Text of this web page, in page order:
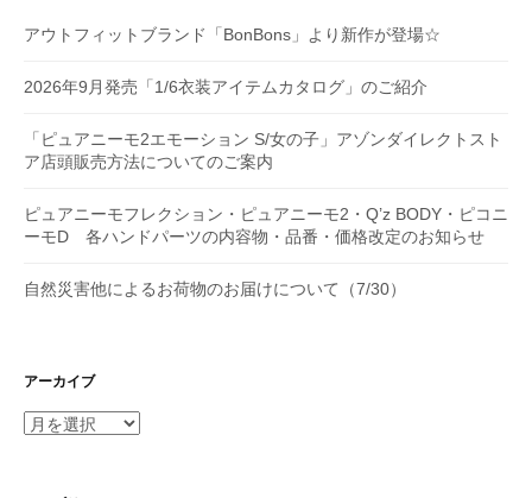
アウトフィットブランド「BonBons」より新作が登場☆
2026年9月発売「1/6衣装アイテムカタログ」のご紹介
「ピュアニーモ2エモーション S/女の子」アゾンダイレクトスト
ア店頭販売方法についてのご案内
ピュアニーモフレクション・ピュアニーモ2・Q’z BODY・ピコニ
ーモD 各ハンドパーツの内容物・品番・価格改定のお知らせ
自然災害他によるお荷物のお届けについて（7/30）
アーカイブ
ア